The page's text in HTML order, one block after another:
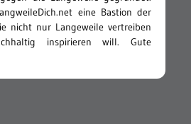
eine Bastion der
nicht nur Langeweile vertreiben
inspirieren will. Gute